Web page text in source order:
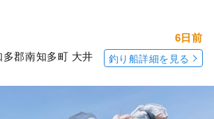
多郡南知多町 大井
6日前
釣り船詳細を見る